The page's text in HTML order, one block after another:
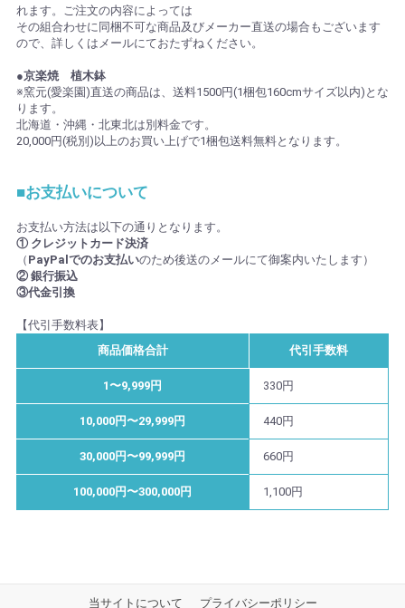
れます。ご注文の内容によっては
その組合わせに同梱不可な商品及びメーカー直送の場合もございます
ので、詳しくはメールにておたずねください。
●京楽焼 植木鉢
※窯元(愛楽園)直送の商品は、送料1500円(1梱包160cmサイズ以内)とな
ります。
北海道・沖縄・北東北は別料金です。
20,000円(税別)以上のお買い上げで1梱包送料無料となります。
■お支払いについて
お支払い方法は以下の通りとなります。
① クレジットカード決済
（ PayPalでのお支払いのため後送のメールにて御案内いたします）
② 銀行振込
③代金引換
【代引手数料表】
商品価格合計
代引手数料
1〜9,999円 330円
10,000円〜29,999円 440円
30,000円〜99,999円 660円
100,000円〜300,000円 1,100円
当サイトについて プライバシーポリシー